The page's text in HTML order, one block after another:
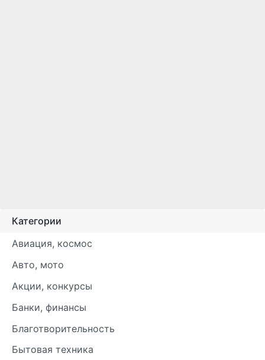
Категории
Авиация, космос
Авто, мото
Акции, конкурсы
Банки, финансы
Благотворительность
Бытовая техника